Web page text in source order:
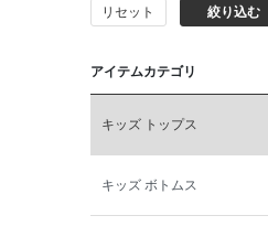
BIT'Z
toitoitoi
BOBOCHOSES
allolun.
リセット 絞り込む
アイテムカテゴリ
キッズ トップス
キッズ ボトムス